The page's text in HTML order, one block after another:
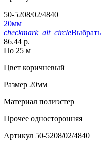
50-5208/02/4840
20мм
checkmark_alt_circleВыбрать
86.44 р.
По 25 м
Цвет коричневый
Размер 20мм
Материал полиэстер
Прочее односторонняя
Артикул 50-5208/02/4840